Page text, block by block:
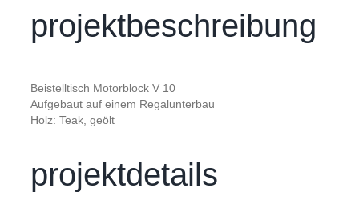
projektbeschreibung
Beistelltisch Motorblock V 10
Aufgebaut auf einem Regalunterbau
Holz: Teak, geölt
projektdetails